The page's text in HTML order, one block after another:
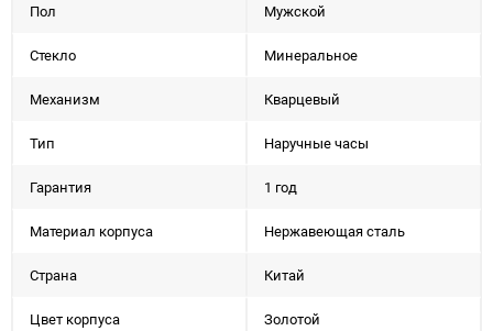
Пол Мужской
Стекло Минеральное
Механизм Кварцевый
Тип Наручные часы
Гарантия 1 год
Материал корпуса Нержавеющая сталь
Страна Китай
Цвет корпуса Золотой